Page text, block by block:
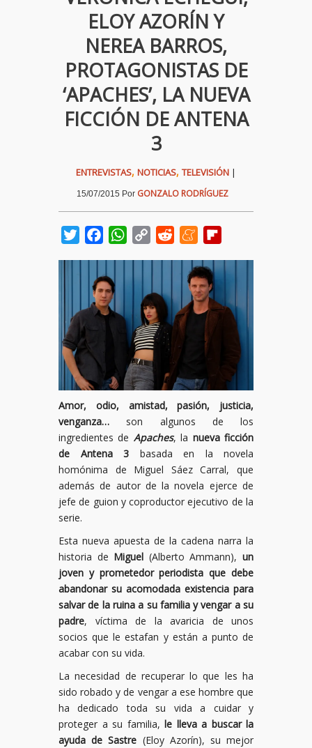
ELOY AZORÍN Y
NEREA BARROS,
PROTAGONISTAS DE
‘APACHES’, LA NUEVA
FICCIÓN DE ANTENA
3
ENTREVISTAS, NOTICIAS, TELEVISIÓN |
15/07/2015 Por GONZALO RODRÍGUEZ
TwitterFacebookWhatsApp
Copy
Reddit Meneame
Amor, odio, amistad, pasión, justicia,
venganza… son algunos de los
ingredientes de Apaches, la nueva ficción
de Antena 3 basada en la novela
homónima de Miguel Sáez Carral, que
además de autor de la novela ejerce de
jefe de guion y coproductor ejecutivo de la
serie.
Esta nueva apuesta de la cadena narra la
historia de Miguel (Alberto Ammann),un
joven y prometedor periodista que debe
abandonar su acomodada existencia para
salvar de la ruina a su familia y vengar a su
padre, víctima de la avaricia de unos
socios que le estafan y están a punto de
acabar con su vida.
La necesidad de recuperar lo que les ha
sido robado y de vengar a ese hombre que
ha dedicado toda su vida a cuidar y
proteger a su familia, le lleva a buscar la
ayuda de Sastre (Eloy Azorín), su mejor